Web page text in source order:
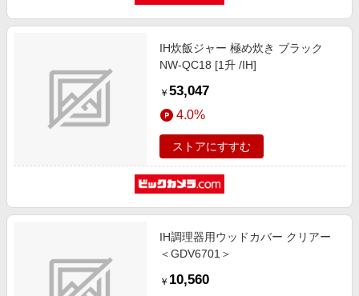
IH炊飯ジャー 極め炊き ブラック
NW-QC18 [1升 /IH]
￥ 53,047
4.0%
ストアにすすむ
IH調理器用ウッドカバー クリアー
＜GDV6701＞
￥ 10,560